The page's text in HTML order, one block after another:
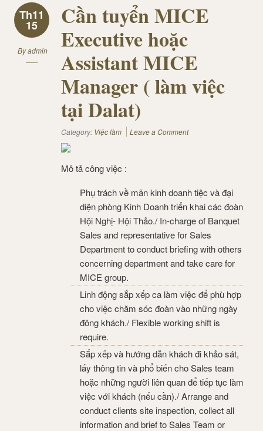
Th11
15
Byadmin
Cần tuyển MICE
Executive hoặc
Assistant MICE
Manager ( làm việc
tại Dalat)
Category: Việc làm Leave a Comment
Mô tả công việc :
Phụ trách về mãn kinh doanh tiệc và đại
diện phòng Kinh Doanh triển khai các đoàn
Hội Nghị- Hội Thảo./ In-charge of Banquet
Sales and representative for Sales
Department to conduct briefing with others
concerning department and take care for
MICE group.
Linh động sắp xếp ca làm việc để phù hợp
cho việc chăm sóc đoàn vào những ngày
đông khách./ Flexible working shift is
require.
Sắp xếp và hướng dẫn khách đi khảo sát,
lấy thông tin và phổ biến cho Sales team
hoặc những người liên quan để tiếp tục làm
việc với khách (nếu cần)./ Arrange and
conduct clients site inspection, collect all
information and brief to Sales Team or